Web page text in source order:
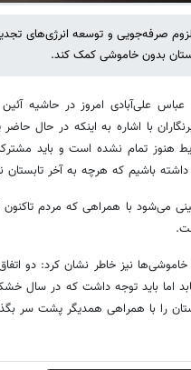
لزوم صرفه‌جویی و توسعه انرژی‌های
بدون خاموشی کمک کند.
عباس علی‌آبادی امروز در حاشیه
با اشاره به اینکه در حال
هنوز تمام نشده است و باید
باشیم که هرچه به آخر
می‌شود با همراهی که مردم تاکنون
خاموشی‌ها نیز خاطر نشان کرد: دو
باید توجه داشت که در سال خشکی
را با همراهی همدیگر پشت سر